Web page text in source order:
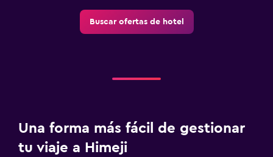
Buscar ofertas de hotel
Una forma más fácil de gestionar
tu viaje a Himeji